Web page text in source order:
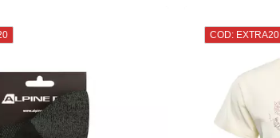
COD: EXTRA20